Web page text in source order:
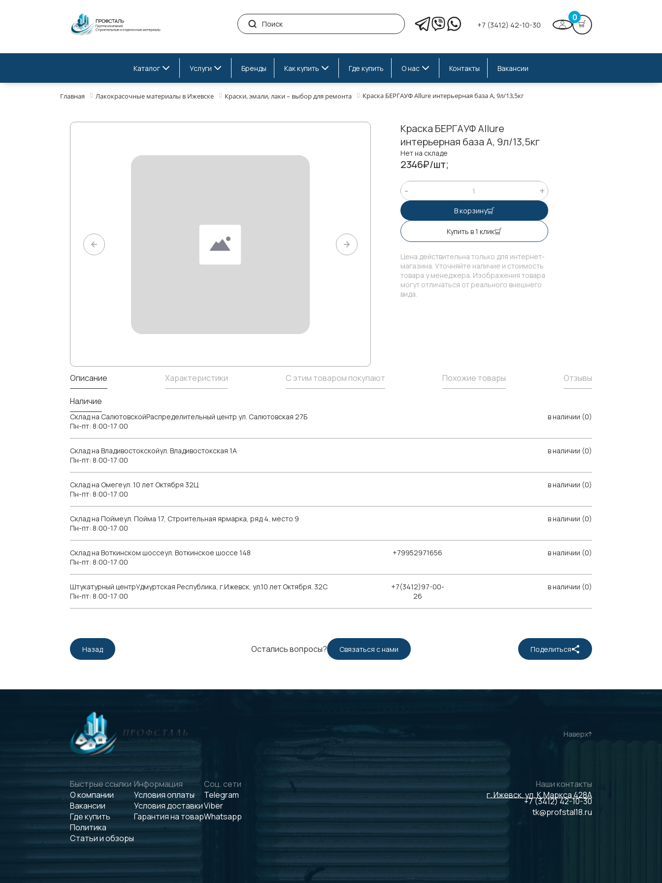
+7 (3412) 42-10-30
0
Каталог Услуги Бренды Как купить Где купить О нас Контакты Вакансии
Главная Лакокрасочные материалы в Ижевске Краски, эмали, лаки – выбор для ремонта Краска БЕРГАУФ Allure интерьерная база А, 9л/13,5кг
Краска БЕРГАУФ Allure
интерьерная база А, 9л/13,5кг
Нет на складе
2346₽/шт;
В корзину
Купить в 1 клик
Цена действительна только для интернет-
магазина. Уточняйте наличие и стоимость
товара у менеджера. Изображения товара
могут отличаться от реального внешнего
вида.
Описание Характеристики С этим товаром покупают Похожие товары Отзывы
Наличие
Склад на СалютовскойРаспределительный центр ул. Салютовская 27Б
Пн-пт: 8:00-17:00
в наличии (0)
Склад на Владивостокскойул. Владивостокская 1А
Пн-пт: 8:00-17:00
в наличии (0)
Склад на Омегеул. 10 лет Октября 32Ц
Пн-пт: 8:00-17:00
в наличии (0)
Склад на Поймеул. Пойма 17, Строительная ярмарка, ряд 4, место 9
Пн-пт: 8:00-17:00
в наличии (0)
Склад на Воткинском шоссеул. Воткинское шоссе 148
Пн-пт: 8:00-17:00
+79952971656 в наличии (0)
Штукатурный центрУдмуртская Республика, г.Ижевск, ул.10 лет Октября. 32С
Пн-пт: 8:00-17:00
+7(3412)97-00-
26
в наличии (0)
Остались вопросы? Связаться с нами
Назад Поделиться
Наверх
Быстрые ссылки
О компании
Вакансии
Где купить
Политика
Статьи и обзоры
Информация
Условия оплаты
Условия доставки
Гарантия на товар
Соц. сети
Telegram
Viber
Whatsapp
Наши контакты
г. Ижевск, ул. К.Маркса 428А
+7 (3412) 42-10-30
tk@profstal18.ru